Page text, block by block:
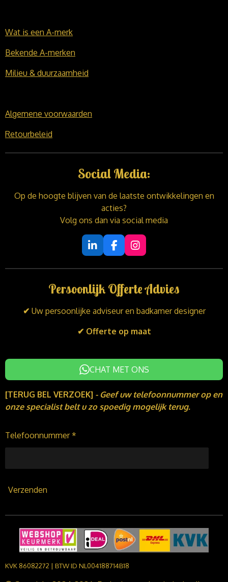
Wat is een A-merk
Bekende A-merken
Milieu & duurzaamheid
Algemene voorwaarden
Retourbeleid
Social Media:
Op de hoogte blijven van de laatste ontwikkelingen en
acties?
Volg ons dan via social media
L
i
n
e
d
I
n
F
a
c
b
o
o
k
I
n
s
a
r
a
Persoonlijk Offerte Advies
✔ Uw persoonlijke adviseur en badkamer designer
✔ Offerte op maat
CHAT MET ONS
[TERUG BEL VERZOEK] - Geef uw telefoonnummer op en
onze specialist belt u zo spoedig mogelijk terug.
Telefoonnummer *
Verzenden
KVK 86082272 | BTW ID NL004188714B18